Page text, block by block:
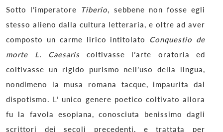
Sotto l’imperatore Tiberio, sebbene non fosse egli
stesso alieno dalla cultura letteraria, e oltre ad aver
composto un carme lirico intitolato Conquestio de
morte L. Caesaris coltivasse l’arte oratoria ed
coltivasse un rigido purismo nell’uso della lingua,
nondimeno la musa romana tacque, impaurita dal
dispotismo. L’ unico genere poetico coltivato allora
fu la favola esopiana, conosciuta benissimo dagli
scrittori dei secoli precedenti, e trattata per